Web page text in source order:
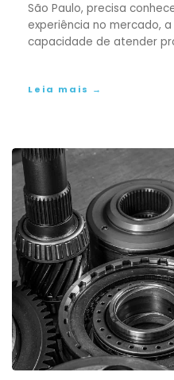
Embalagens
São Paulo, precisa
experiência no mercado,
capacidade de atender
Leia mais →